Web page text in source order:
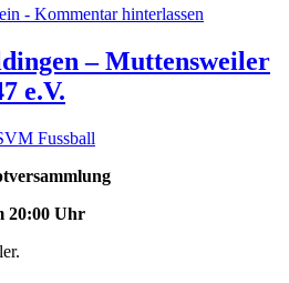
- Kommentar hinterlassen
– Muttensweiler
e.V.
Fussball
20:00 Uhr